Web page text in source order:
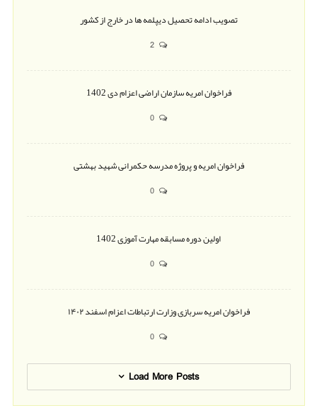
تصویب ادامه تحصیل دیپلمه ها در خارج از کشور
فراخوان امریه سازمان اراضی اعزام دی 1402
فراخوان امریه و پروژه مدرسه حکمرانی شهید بهشتی
اولین دوره مسابقه مهارت آموزی 1402
فراخوان امریه سربازی وزارت ارتباطات اعزام اسفند ۱۴۰۲
Load More Posts